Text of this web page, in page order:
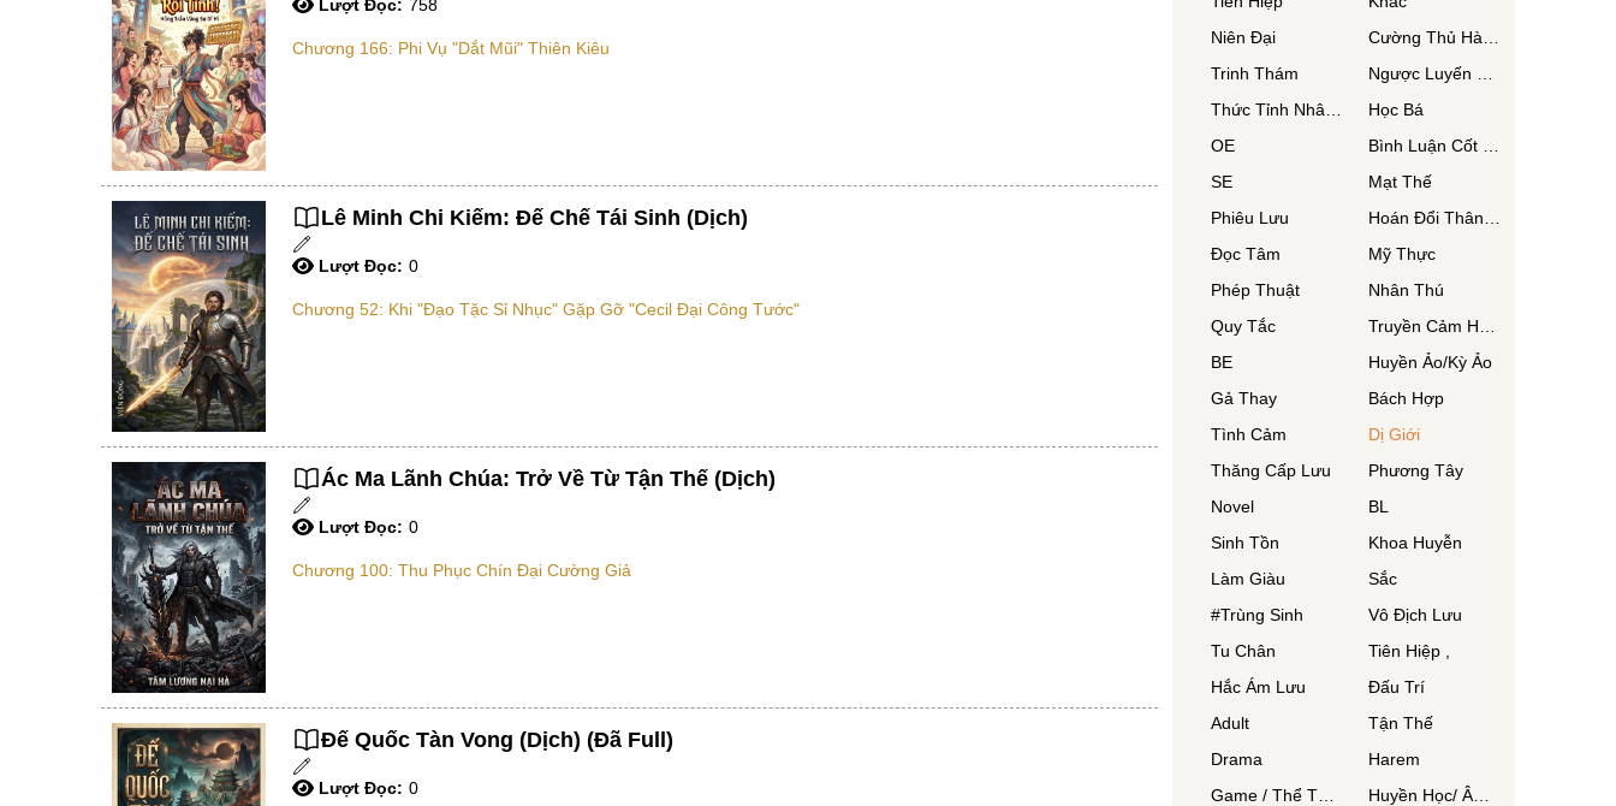
Lượt Đọc: 758
Chương 166: Phi Vụ "dắt Mũi" Thiên Kiêu
Lê Minh Chi Kiếm: Đế Chế Tái Sinh (Dịch)
Lượt Đọc: 0
Chương 52: Khi "Đạo Tặc Sỉ Nhục" Gặp Gỡ "Cecil Đại Công Tước"
Ác Ma Lãnh Chúa: Trở Về Từ Tận Thế (Dịch)
Lượt Đọc: 0
Chương 100: Thu Phục Chín Đại Cường Giả
Đế Quốc Tàn Vong (Dịch) (Đã Full)
Lượt Đọc: 0
Niên Đại
Trinh Thám
Học Bá
OE
SE
Mạt Thế
Phiêu Lưu
Đọc Tâm
Mỹ Thực
Phép Thuật
Nhân Thú
Quy Tắc
BE
Huyền Ảo/Kỳ Ảo
Gả Thay
Bách Hợp
Tình Cảm
Dị Giới
Thăng Cấp Lưu
Phương Tây
Novel
BL
Sinh Tồn
Khoa Huyễn
Làm Giàu
Sắc
#Trùng Sinh
Vô Địch Lưu
Tu Chân
Tiên Hiệp ,
Hắc Ám Lưu
Đấu Trí
Adult
Tận Thế
Drama
Harem
Huyền Học/ Âm Dương Sư/ Phong Thuỷ Sư